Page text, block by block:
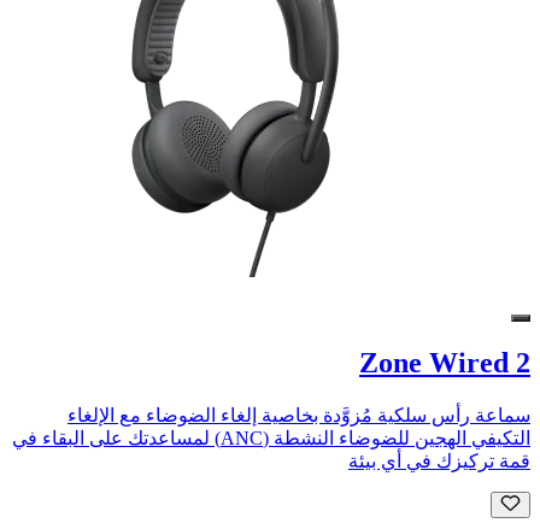
Zone Wired 2
سماعة رأس سلكية مُزوَّدة بخاصية إلغاء الضوضاء مع الإلغاء
التكيفي الهجين للضوضاء النشطة (ANC) لمساعدتك على البقاء في
قمة تركيزك في أي بيئة